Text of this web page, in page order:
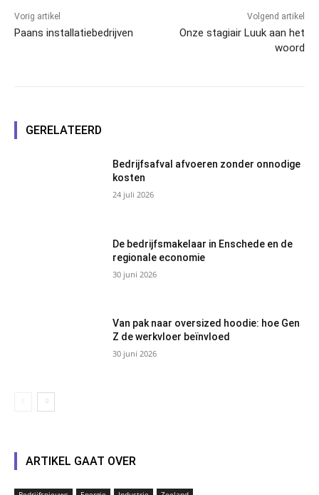
Vorig artikel
Paans installatiebedrijven
Volgend artikel
Onze stagiair Luuk aan het
woord
GERELATEERD
Bedrijfsafval afvoeren zonder onnodige
kosten
24 juli 2026
De bedrijfsmakelaar in Enschede en de
regionale economie
30 juni 2026
Van pak naar oversized hoodie: hoe Gen
Z de werkvloer beïnvloed
30 juni 2026
ARTIKEL GAAT OVER